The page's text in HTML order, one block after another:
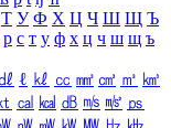
Т У Ф Х Ц Ч Ш Щ Ъ
р с т у ф х ц ч ш щ ъ
㎗ ℓ ㎘ ㏄ ㎣ ㎤ ㎥ ㎦
㎈ ㎉ ㏈ ㎧ ㎨ ㎰